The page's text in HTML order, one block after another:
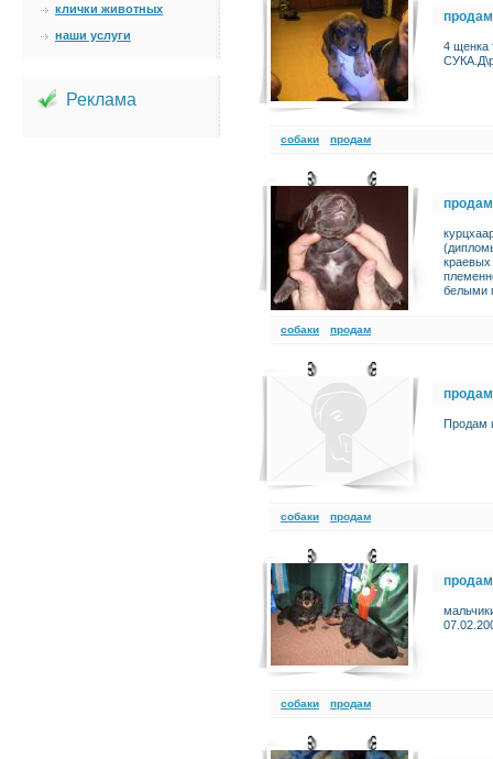
клички животных
наши услуги
Реклама
продам
4 щенка
cобаки продам
продам
краевых
белыми
cобаки продам
продам
Продам
cобаки продам
продам
cобаки продам